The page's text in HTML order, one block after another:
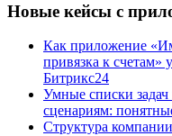
Новые кейсы с
Как приложение
привязка к счетам»
Битрикс24
Умные списки
сценариям:
Структура